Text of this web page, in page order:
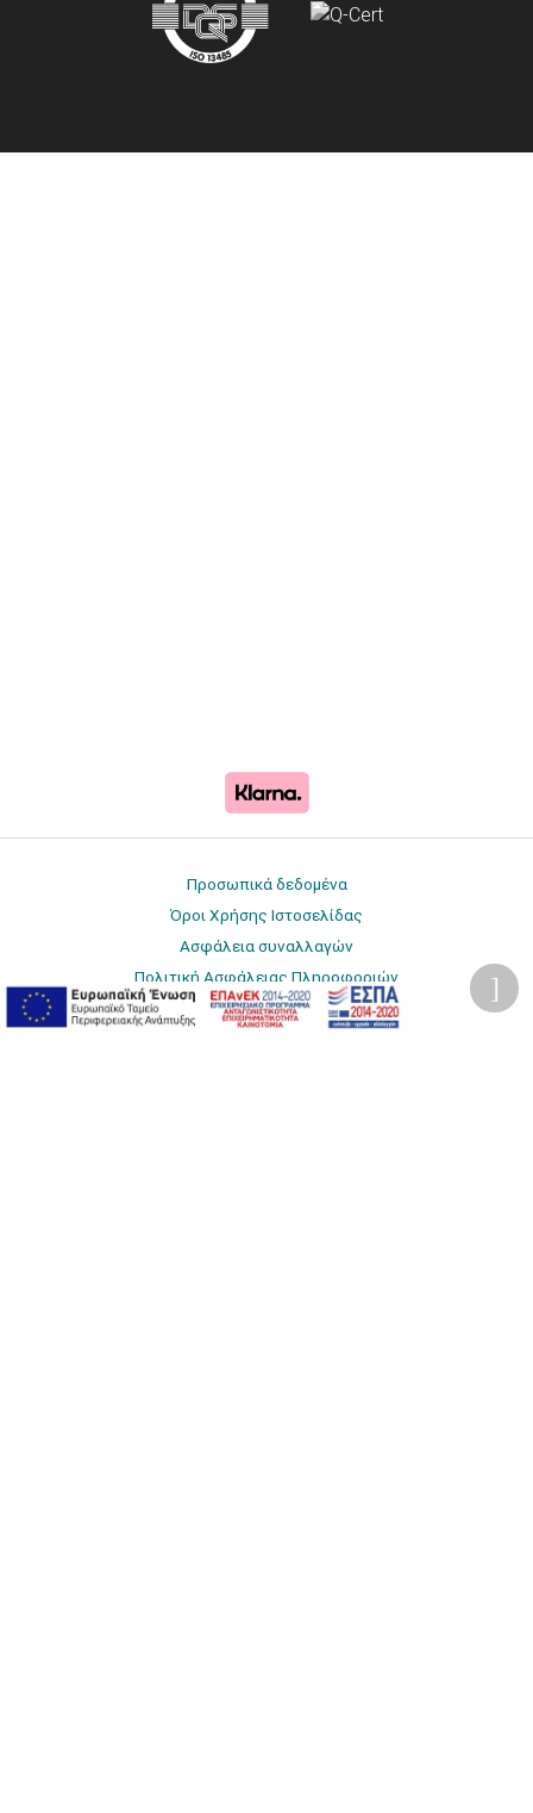
Προσωπικά δεδομένα
Όροι Χρήσης Ιστοσελίδας
Ασφάλεια συναλλαγών
Πολιτική Ασφάλειας Πληροφοριών